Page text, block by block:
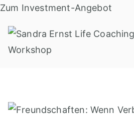
Zum
springen
Zum Investment-Angebot